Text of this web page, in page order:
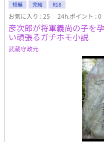
短編 完結 R18
お気に入り : 25 24h.ポイント : 0
彦次郎が将軍義尚の子を
い頑張るガチホモ小説
武蔵守政元